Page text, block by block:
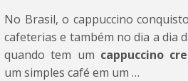
No Brasil, o cappuccino
cafeterias e também no dia a dia
quando tem um cappuccino
um simples café em um …